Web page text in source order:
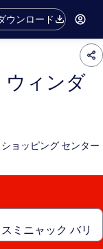
ウンロード
ウィンダ
ョッピング センター